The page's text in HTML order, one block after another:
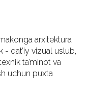
arxitektura
qat’iy vizual uslub,
ta’minot va
uchun puxta